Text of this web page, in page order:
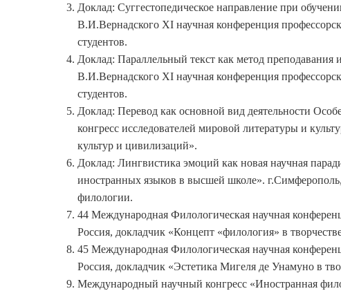
Доклад: Суггестопедическое направление при
В.И.Вернадского ХI научная конференция
студентов.
Доклад: Параллельный текст как метод
В.И.Вернадского ХI научная конференция
студентов.
Доклад: Перевод как основной вид деятельности
конгресс исследователей мировой литературы и
культур и цивилизаций».
Доклад: Лингвистика эмоций как новая научная
иностранных языков в высшей школе».
филологии.
44 Международная Филологическая научная
Россия, докладчик «Концепт «филология» в
45 Международная Филологическая научная
Россия, докладчик «Эстетика Мигеля де Унамуно в
Международный научный конгресс «Иностранная